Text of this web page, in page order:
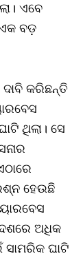
ଏବେ
ବଡ଼
କରିଛନ୍ତି
ଥିଲା। ସେ
ହେଉଛି
ଅଧିକ
ସାମରିକ ଘାଟି